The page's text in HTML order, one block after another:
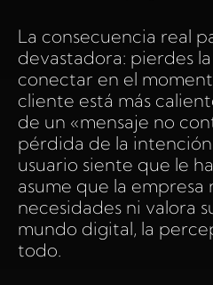
La consecuencia real
devastadora: pierdes
conectar en el
cliente está más
de un «mensaje no
pérdida de la
usuario siente que le
asume que la empresa
necesidades ni valora
mundo digital, la
todo.